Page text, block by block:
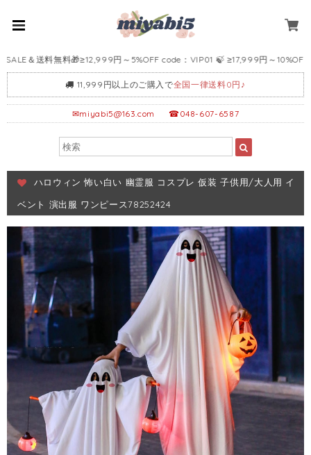
送料無料🎁≥12,999円～5%OFF code：VIP01 🍃 ≥17,999円～10%OFF
11,999円以上のご購入で全国一律送料0円♪
✉miyabi5@163.com ☎048-607-6587
ハロウィン 怖い白い 幽霊服 コスプレ 仮装 子供用/大人用 イ
ベント 演出服 ワンピース78252424